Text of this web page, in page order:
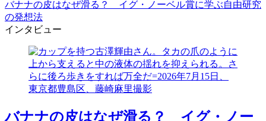
バナナの皮はなぜ滑る？ イグ・ノーベル賞に学ぶ自由研究
の発想法
インタビュー
バナナの皮はなぜ滑る？ イグ・ノー